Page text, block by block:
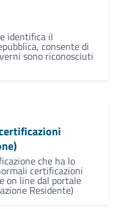
identifica il
consente di
sono riconosciuti
che ha lo
certificazioni
on line dal portale
Residente)